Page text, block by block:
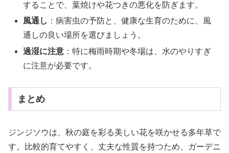
することで、葉焼けや花つきの悪化を防ぎます。
風通し ：病害虫の予防と、健康な生育のために、風
通しの良い場所を選びましょう。
過湿に注意 ：特に梅雨時期や冬場は、水のやりすぎ
に注意が必要です。
まとめ
ジンジソウは、秋の庭を彩る美しい花を咲かせる多年草で
す。比較的育てやすく、丈夫な性質を持つため、ガーデニ